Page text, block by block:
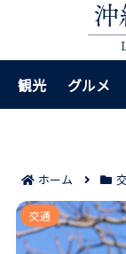
観光 グルメ
ホーム
国際通り近くの
交通